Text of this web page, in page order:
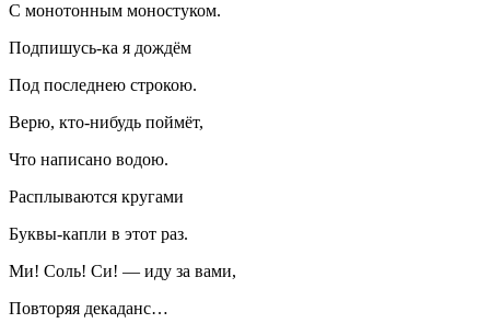
С монотонным моностуком.
Подпишусь-ка я дождём
Под последнею строкою.
Верю, кто-нибудь поймёт,
Что написано водою.
Расплываются кругами
Буквы-капли в этот раз.
Ми! Соль! Си! — иду за вами,
Повторяя декаданс…